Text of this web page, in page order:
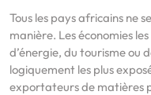
Tous les pays africains ne
manière. Les économies
d’énergie, du tourisme ou
logiquement les plus
exportateurs de matières